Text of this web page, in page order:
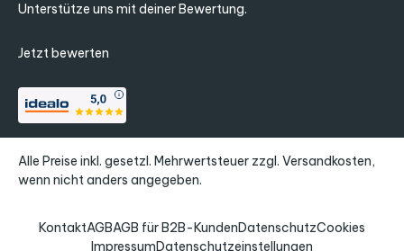
Unterstütze uns mit deiner Bewertung.
Jetzt bewerten
Alle Preise inkl. gesetzl. Mehrwertsteuer zzgl. Versandkosten,
wenn nicht anders angegeben.
KontaktAGBAGB für B2B-KundenDatenschutzCookies
ImpressumDatenschutzeinstellungen